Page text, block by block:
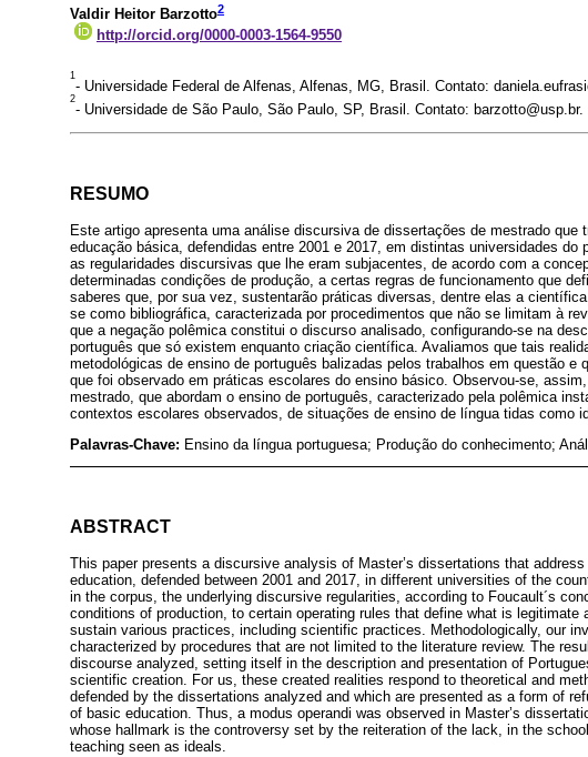
Valdir Heitor Barzotto2
http://orcid.org/0000-0003-1564-9550
1
- Universidade Federal de Alfenas, Alfenas, MG, Brasil. Contato:
2
- Universidade de São Paulo, São Paulo, SP, Brasil. Contato: barzotto@usp.br.
RESUMO
Este artigo apresenta uma análise discursiva de dissertações de mestrado que
educação básica, defendidas entre 2001 e 2017, em distintas universidades
as regularidades discursivas que lhe eram subjacentes, de acordo com a
determinadas condições de produção, a certas regras de funcionamento que
saberes que, por sua vez, sustentarão práticas diversas, dentre elas a
se como bibliográfica, caracterizada por procedimentos que não se limitam à
que a negação polêmica constitui o discurso analisado, configurando-se na
português que só existem enquanto criação científica. Avaliamos que tais
metodológicas de ensino de português balizadas pelos trabalhos em questão e
que foi observado em práticas escolares do ensino básico. Observou-se,
mestrado, que abordam o ensino de português, caracterizado pela polêmica
contextos escolares observados, de situações de ensino de língua tidas como
Palavras-Chave: Ensino da língua portuguesa; Produção do conhecimento;
ABSTRACT
This paper presents a discursive analysis of Master’s dissertations that
education, defended between 2001 and 2017, in different universities of the
in the corpus, the underlying discursive regularities, according to Foucault´s
conditions of production, to certain operating rules that define what is legitimate
sustain various practices, including scientific practices. Methodologically, our
characterized by procedures that are not limited to the literature review. The
discourse analyzed, setting itself in the description and presentation of
scientific creation. For us, these created realities respond to theoretical and
defended by the dissertations analyzed and which are presented as a form of
of basic education. Thus, a modus operandi was observed in Master’s
whose hallmark is the controversy set by the reiteration of the lack, in the
teaching seen as ideals.